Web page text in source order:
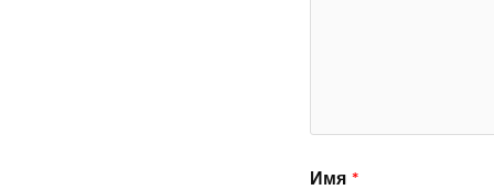
Имя *